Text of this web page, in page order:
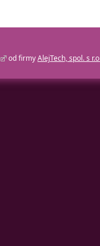
od firmyAlejTech, spol. s